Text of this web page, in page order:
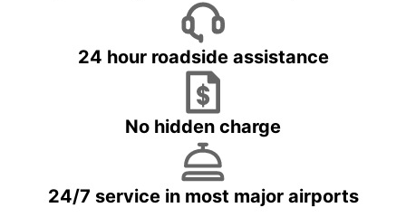
24 hour roadside assistance
No hidden charge
24/7 service in most major airports